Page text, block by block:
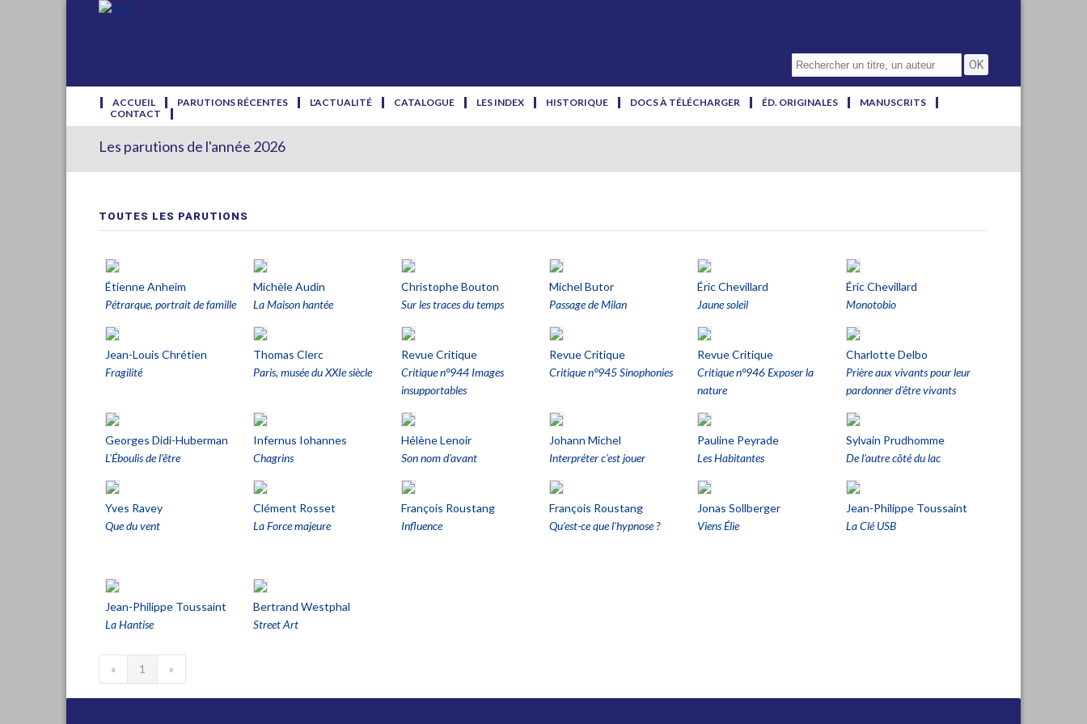
ACCUEIL PARUTIONS RÉCENTES L'ACTUALITÉ CATALOGUE LES INDEX HISTORIQUE DOCS À TÉLÉCHARGER ÉD. ORIGINALES
MANUSCRITS
CONTACT
Les parutions de l'année 2026
TOUTES LES PARUTIONS
Étienne Anheim
Pétrarque, portrait de famille
Michèle Audin
La Maison hantée
Christophe Bouton
Sur les traces du temps
Michel Butor
Passage de Milan
Éric Chevillard
Jaune soleil
Éric Chevillard
Monotobio
Jean-Louis Chrétien
Fragilité
Thomas Clerc
Paris, musée du XXIe siècle
Revue Critique
Critique n°944 Images
insupportables
Revue Critique
Critique n°945 Sinophonies
Revue Critique
Critique n°946 Exposer la
nature
Charlotte Delbo
Prière aux vivants pour leur
pardonner d'être vivants
Georges Didi-Huberman
L'Éboulis de l'être
Infernus Iohannes
Chagrins
Hélène Lenoir
Son nom d'avant
Johann Michel
Interpréter c'est jouer
Pauline Peyrade
Les Habitantes
Sylvain Prudhomme
De l’autre côté du lac
Yves Ravey
Que du vent
Clément Rosset
La Force majeure
François Roustang
Influence
François Roustang
Qu'est-ce que l'hypnose ?
Jonas Sollberger
Viens Élie
Jean-Philippe Toussaint
La Clé USB
Jean-Philippe Toussaint
La Hantise
Bertrand Westphal
Street Art
« 1 »